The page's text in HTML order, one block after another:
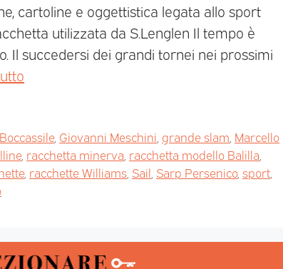
cartoline e oggettistica legata allo sport
utilizzata da S.Lenglen Il tempo è
Il succedersi dei grandi tornei nei prossimi
, Giovanni Meschini grande slam Marcello
, racchetta minerva racchetta modello Balilla
, racchette Williams Sail Sarp Persenico, sport